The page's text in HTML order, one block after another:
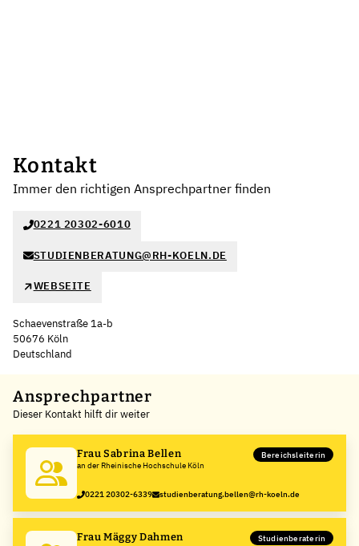
Kontakt
Immer den richtigen Ansprechpartner finden
0221 20302-6010
STUDIENBERATUNG@RH-KOELN.DE
WEBSEITE
Schaevenstraße 1a-b
50676 Köln
Deutschland
+
−
Ansprechpartner
Dieser Kontakt hilft dir weiter
Frau Sabrina Bellen
an der Rheinische Hochschule Köln
Bereichsleiterin
0221 20302-6339 studienberatung.bellen@rh-koeln.de
Frau Mäggy Dahmen Studienberaterin